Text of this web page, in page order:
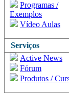
Programas /
Exemplos
Vídeo Aulas
Serviços
Active News
Fórum
Produtos /